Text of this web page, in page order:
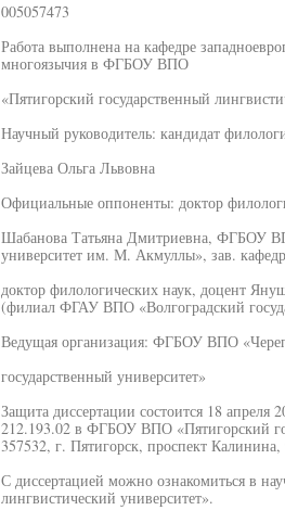
005057473
Работа выполнена на кафедре
многоязычия в ФГБОУ ВПО
«Пятигорский государственный
Научный руководитель: кандидат
Зайцева Ольга Львовна
Официальные оппоненты: доктор
Шабанова Татьяна Дмитриевна, ФГБОУ
университет им. М. Акмуллы», зав.
доктор филологических наук, доцент
(филиал ФГАУ ВПО «Волгоградский
Ведущая организация: ФГБОУ ВПО
государственный университет»
Защита диссертации состоится 18 апреля
212.193.02 в ФГБОУ ВПО «Пятигорский
357532, г. Пятигорск, проспект Калинина,
С диссертацией можно ознакомиться в
лингвистический университет».